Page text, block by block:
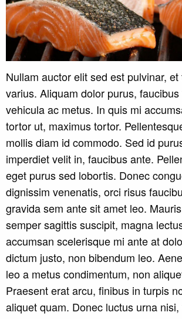
Nullam auctor elit sed est pulvinar,
varius. Aliquam dolor purus,
vehicula ac metus. In quis mi
tortor ut, maximus tortor.
mollis diam id commodo. Sed id
imperdiet velit in, faucibus ante.
eget purus sed lobortis. Donec
dignissim venenatis, orci risus
gravida sem ante sit amet leo.
semper sagittis suscipit, magna
accumsan scelerisque mi ante at
dictum justo, non bibendum leo.
leo a metus condimentum, non
Praesent erat arcu, finibus in turpis
aliquet quam. Donec luctus urna